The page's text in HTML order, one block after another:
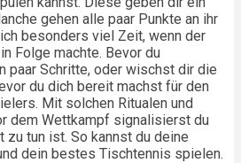
gehen alle paar Punkte an ihr
besonders viel Zeit, wenn der
Folge machte. Bevor du
paar Schritte, oder wischst dir die
du dich bereit machst für den
Mit solchen Ritualen und
dem Wettkampf signalisierst du
zu tun ist. So kannst du deine
dein bestes Tischtennis spielen.